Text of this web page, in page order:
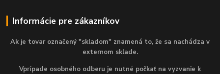
Informácie pre zákazníkov
Ak je tovar označený "skladom" znamená to, že sa nachádza v
externom sklade.
Vprípade osobného odberu je nutné počkať na vyzvanie k